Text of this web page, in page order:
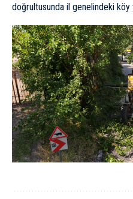
doğrultusunda il genelindeki köy